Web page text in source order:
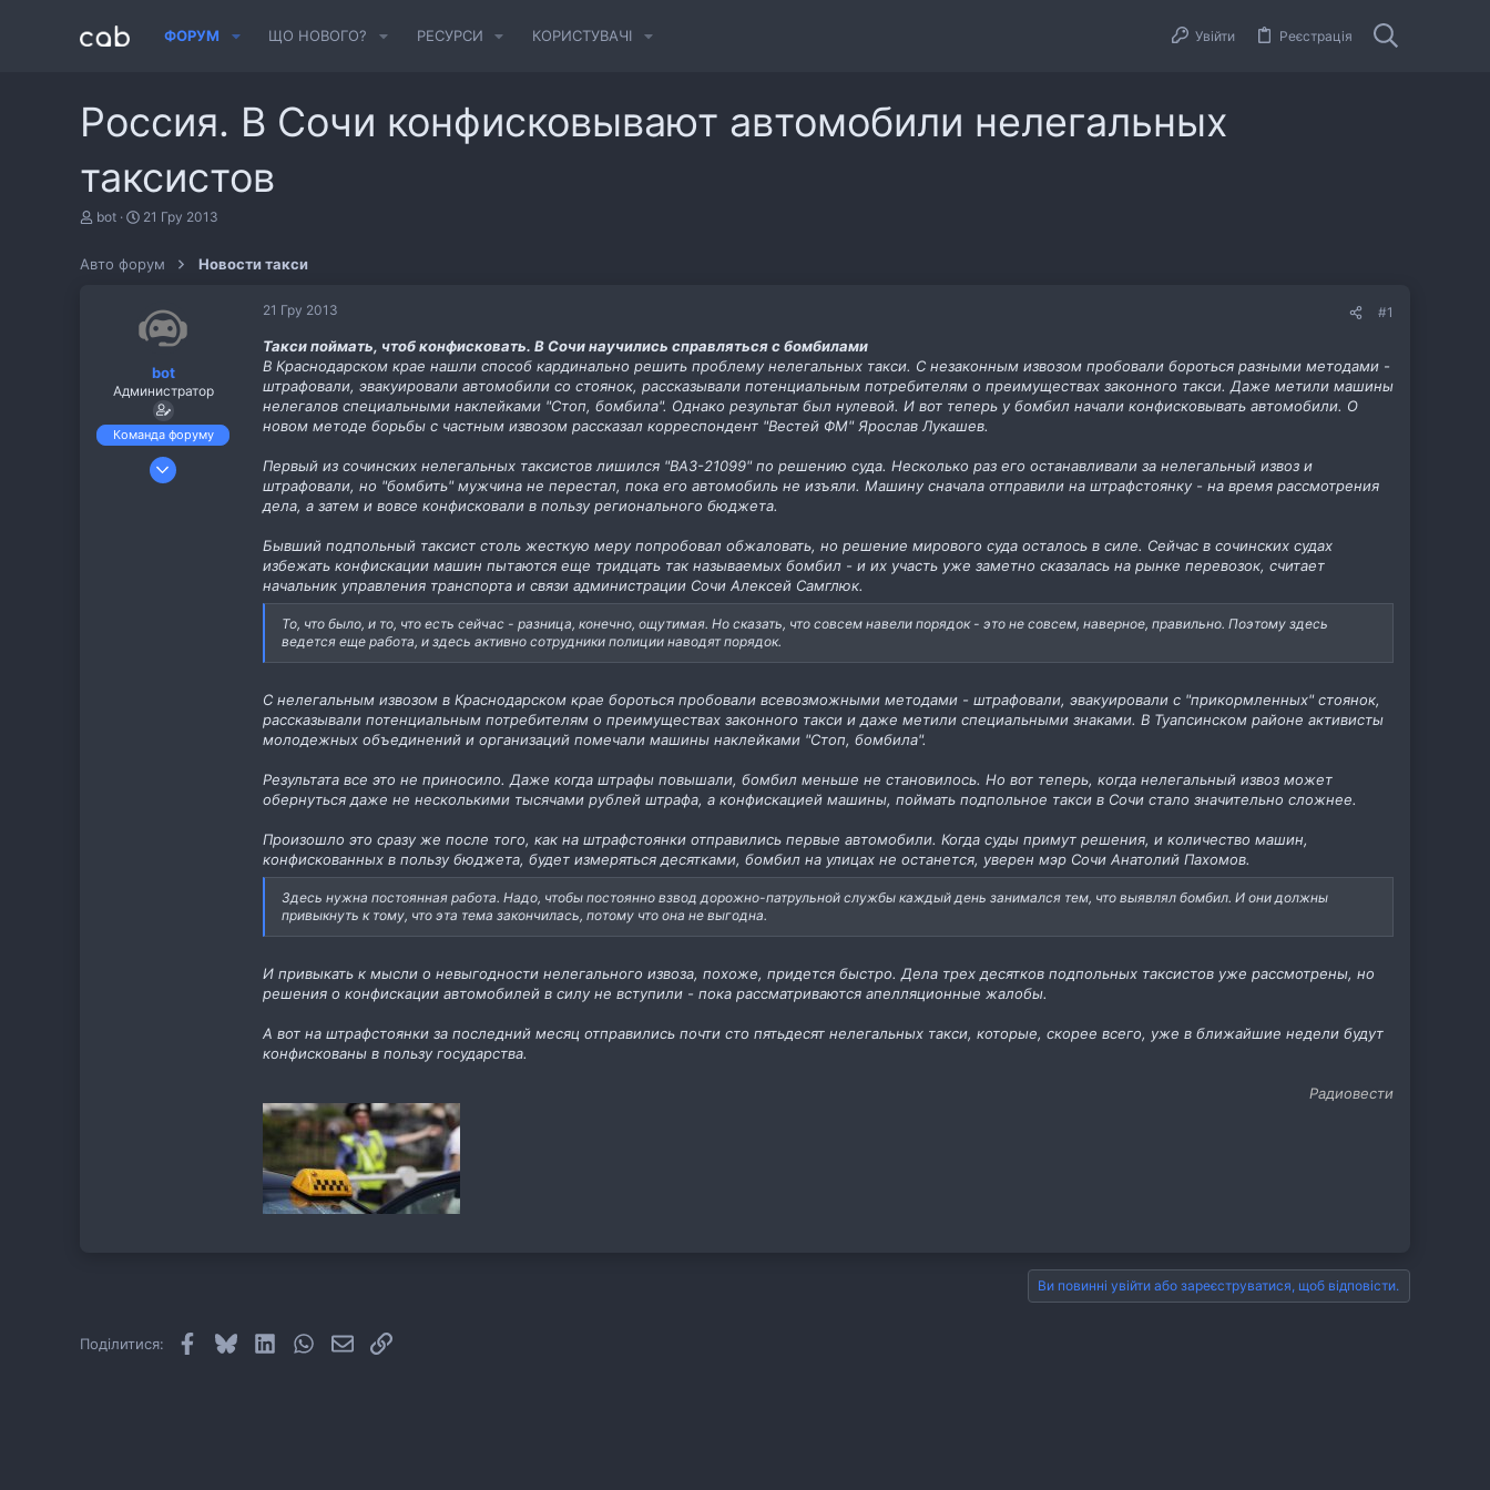
ФОРУМ ЩО НОВОГО? РЕСУРСИ КОРИСТУВАЧІ Увійти Реєстрація
Россия. В Сочи конфисковывают автомобили нелегальных
таксистов
А
о
bot
Д
а
в
о
н
я
21 Гру 2013
Авто форум Новости такси
bot
Администратор
Команда форуму
6 Лис 2013
21 Гру 2013 #1
Такси поймать, чтоб конфисковать. В Сочи научились справляться с бомбилами
В Краснодарском крае нашли способ кардинально решить проблему нелегальных такси. С незаконным извозом пробовали бороться разными методами -
штрафовали, эвакуировали автомобили со стоянок, рассказывали потенциальным потребителям о преимуществах законного такси. Даже метили машины
нелегалов специальными наклейками "Стоп, бомбила". Однако результат был нулевой. И вот теперь у бомбил начали конфисковывать автомобили. О
новом методе борьбы с частным извозом рассказал корреспондент "Вестей ФМ" Ярослав Лукашев.
Первый из сочинских нелегальных таксистов лишился "ВАЗ-21099" по решению суда. Несколько раз его останавливали за нелегальный извоз и
штрафовали, но "бомбить" мужчина не перестал, пока его автомобиль не изъяли. Машину сначала отправили на штрафстоянку - на время рассмотрения
дела, а затем и вовсе конфисковали в пользу регионального бюджета.
Бывший подпольный таксист столь жесткую меру попробовал обжаловать, но решение мирового суда осталось в силе. Сейчас в сочинских судах
избежать конфискации машин пытаются еще тридцать так называемых бомбил - и их участь уже заметно сказалась на рынке перевозок, считает
начальник управления транспорта и связи администрации Сочи Алексей Самглюк.
То, что было, и то, что есть сейчас - разница, конечно, ощутимая. Но сказать, что совсем навели порядок - это не совсем, наверное, правильно. Поэтому здесь
ведется еще работа, и здесь активно сотрудники полиции наводят порядок.
С нелегальным извозом в Краснодарском крае бороться пробовали всевозможными методами - штрафовали, эвакуировали с "прикормленных" стоянок,
рассказывали потенциальным потребителям о преимуществах законного такси и даже метили специальными знаками. В Туапсинском районе активисты
молодежных объединений и организаций помечали машины наклейками "Стоп, бомбила".
Результата все это не приносило. Даже когда штрафы повышали, бомбил меньше не становилось. Но вот теперь, когда нелегальный извоз может
обернуться даже не несколькими тысячами рублей штрафа, а конфискацией машины, поймать подпольное такси в Сочи стало значительно сложнее.
Произошло это сразу же после того, как на штрафстоянки отправились первые автомобили. Когда суды примут решения, и количество машин,
конфискованных в пользу бюджета, будет измеряться десятками, бомбил на улицах не останется, уверен мэр Сочи Анатолий Пахомов.
Здесь нужна постоянная работа. Надо, чтобы постоянно взвод дорожно-патрульной службы каждый день занимался тем, что выявлял бомбил. И они должны
привыкнуть к тому, что эта тема закончилась, потому что она не выгодна.
И привыкать к мысли о невыгодности нелегального извоза, похоже, придется быстро. Дела трех десятков подпольных таксистов уже рассмотрены, но
решения о конфискации автомобилей в силу не вступили - пока рассматриваются апелляционные жалобы.
А вот на штрафстоянки за последний месяц отправились почти сто пятьдесят нелегальных такси, которые, скорее всего, уже в ближайшие недели будут
конфискованы в пользу государства.
Радиовести
Ви повинні увійти або зареєструватися, щоб відповісти.
Поділитися: Facebook
BlueskyLinkedInWhatsApp
E-mailПосилання